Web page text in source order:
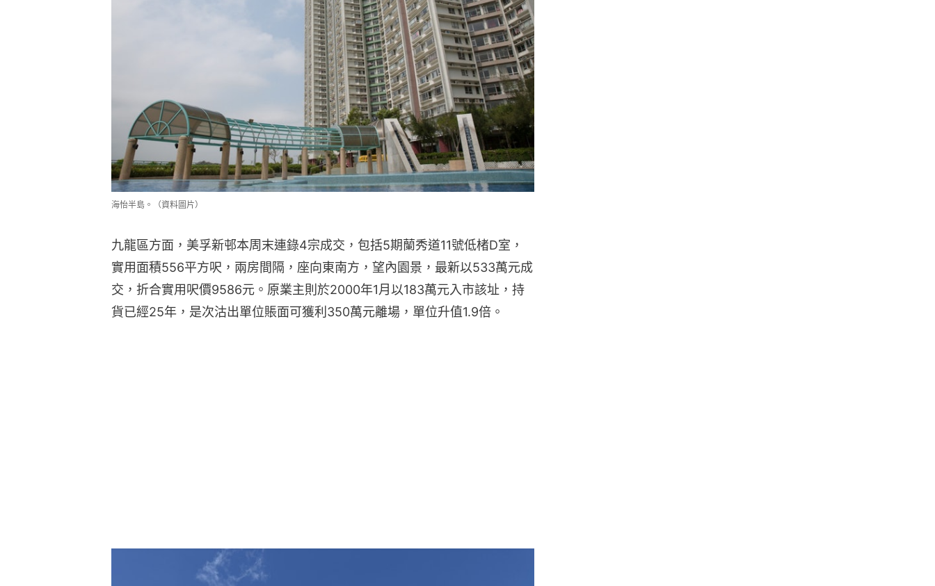
海怡半島。（資料圖片）
九龍區方面，美孚新邨本周末連錄4宗成交，包括5期蘭秀道11號低楮D室，
實用面積556平方呎，兩房間隔，座向東南方，望內園景，最新以533萬元成
交，折合實用呎價9586元。原業主則於2000年1月以183萬元入市該址，持
貨已經25年，是次沽出單位賬面可獲利350萬元離場，單位升值1.9倍。